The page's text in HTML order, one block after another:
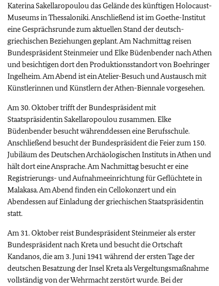
Katerina Sakellaropoulou das Gelände des künftigen Holocaust-
Museums in Thessaloniki. Anschließend ist im Goethe-Institut
eine Gesprächsrunde zum aktuellen Stand der deutsch-
griechischen Beziehungen geplant. Am Nachmittag reisen
Bundespräsident Steinmeier und Elke Büdenbender nach Athen
und besichtigen dort den Produktionsstandort von Boehringer
Ingelheim. Am Abend ist ein Atelier-Besuch und Austausch mit
Künstlerinnen und Künstlern der Athen-Biennale vorgesehen.
Am 30. Oktober trifft der Bundespräsident mit
Staatspräsidentin Sakellaropoulou zusammen. Elke
Büdenbender besucht währenddessen eine Berufsschule.
Anschließend besucht der Bundespräsident die Feier zum 150.
Jubiläum des Deutschen Archäologischen Instituts in Athen und
hält dort eine Ansprache. Am Nachmittag besucht er eine
Registrierungs- und Aufnahmeeinrichtung für Geflüchtete in
Malakasa. Am Abend finden ein Cellokonzert und ein
Abendessen auf Einladung der griechischen Staatspräsidentin
statt.
Am 31. Oktober reist Bundespräsident Steinmeier als erster
Bundespräsident nach Kreta und besucht die Ortschaft
Kandanos, die am 3. Juni 1941 während der ersten Tage der
deutschen Besatzung der Insel Kreta als Vergeltungsmaßnahme
vollständig von der Wehrmacht zerstört wurde. Bei der